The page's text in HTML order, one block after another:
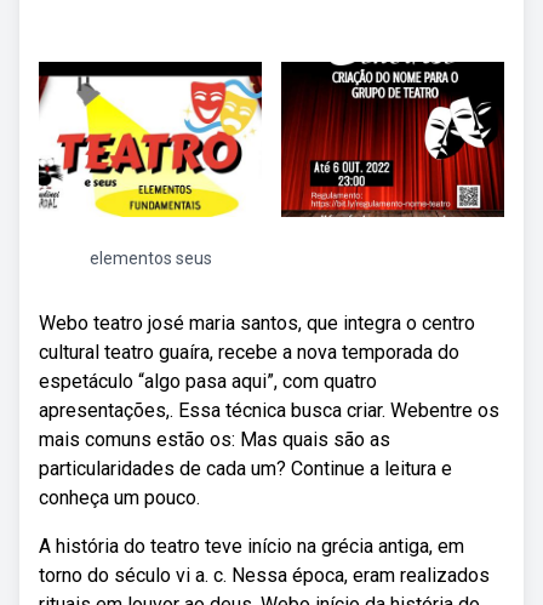
elementos seus
Webo teatro josé maria santos, que integra o centro
cultural teatro guaíra, recebe a nova temporada do
espetáculo “algo pasa aqui”, com quatro
apresentações,. Essa técnica busca criar. Webentre os
mais comuns estão os: Mas quais são as
particularidades de cada um? Continue a leitura e
conheça um pouco.
A história do teatro teve início na grécia antiga, em
torno do século vi a. c. Nessa época, eram realizados